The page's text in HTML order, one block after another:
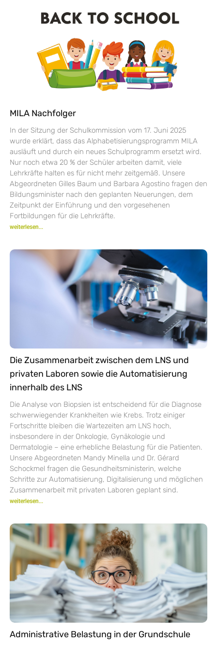
MILA Nachfolger
In der Sitzung der Schulkommission vom 17. Juni 2025
wurde erklärt, dass das Alphabetisierungsprogramm MILA
ausläuft und durch ein neues Schulprogramm ersetzt wird.
Nur noch etwa 20 % der Schüler arbeiten damit, viele
Lehrkräfte halten es für nicht mehr zeitgemäß. Unsere
Abgeordneten Gilles Baum und Barbara Agostino fragen den
Bildungsminister nach den geplanten Neuerungen, dem
Zeitpunkt der Einführung und den vorgesehenen
Fortbildungen für die Lehrkräfte.
weiterlesen...
Die Zusammenarbeit zwischen dem LNS und
privaten Laboren sowie die Automatisierung
innerhalb des LNS
Die Analyse von Biopsien ist entscheidend für die Diagnose
schwerwiegender Krankheiten wie Krebs. Trotz einiger
Fortschritte bleiben die Wartezeiten am LNS hoch,
insbesondere in der Onkologie, Gynäkologie und
Dermatologie – eine erhebliche Belastung für die Patienten.
Unsere Abgeordneten Mandy Minella und Dr. Gérard
Schockmel fragen die Gesundheitsministerin, welche
Schritte zur Automatisierung, Digitalisierung und möglichen
Zusammenarbeit mit privaten Laboren geplant sind.
weiterlesen...
Administrative Belastung in der Grundschule